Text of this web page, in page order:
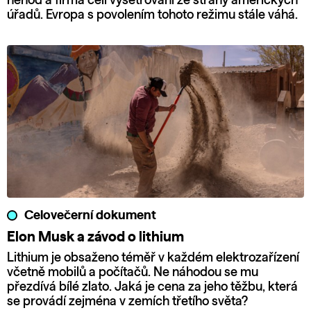
úřadů. Evropa s povolením tohoto režimu stále váhá.
Celovečerní dokument
Elon Musk a závod o lithium
Lithium je obsaženo téměř v každém elektrozařízení
včetně mobilů a počítačů. Ne náhodou se mu
přezdívá bílé zlato. Jaká je cena za jeho těžbu, která
se provádí zejména v zemích třetího světa?